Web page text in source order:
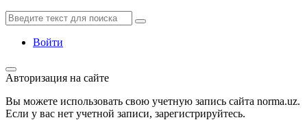
Войти
Авторизация на сайте
Вы можете использовать свою учетную запись сайта norma.uz.
Если у вас нет учетной записи, зарегистрируйтесь.